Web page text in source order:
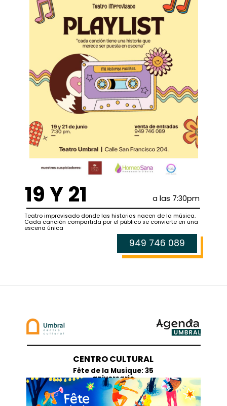
19 Y 21 a las 7:30pm
Teatro improvisado donde las historias nacen de la música.
Cada canción compartida por el público se convierte en una
escena única
949 746 089
CENTRO CULTURAL
Fête de la Musique: 35
aniversario